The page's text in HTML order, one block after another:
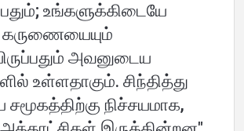
உங்களுக்கிடையே
அவனுடைய
உள்ளதாகும். சிந்தித்து
சமூகத்திற்கு நிச்சயமாக,